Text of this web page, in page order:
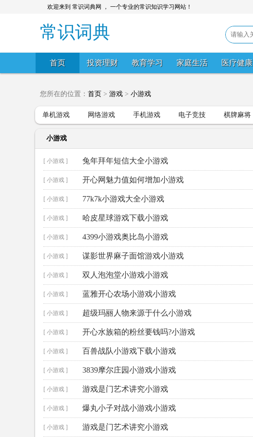
欢迎来到 常识词典网 ， 一个专业的常识知识学习网站！
常识词典
首页 投资理财 教育学习 家庭生活 医疗健康
您所在的位置： 首页 > 游戏 > 小游戏
单机游戏 网络游戏 手机游戏 电子竞技 棋牌麻将
小游戏
[ 小游戏 ] 兔年拜年短信大全小游戏
[ 小游戏 ] 开心网魅力值如何增加小游戏
[ 小游戏 ] 77k7k小游戏大全小游戏
[ 小游戏 ] 哈皮星球游戏下载小游戏
[ 小游戏 ] 4399小游戏奥比岛小游戏
[ 小游戏 ] 谋影世界麻子面馆游戏小游戏
[ 小游戏 ] 双人泡泡堂小游戏小游戏
[ 小游戏 ] 蓝雅开心农场小游戏小游戏
[ 小游戏 ] 超级玛丽人物来源于什么小游戏
[ 小游戏 ] 开心水族箱的粉丝要钱吗?小游戏
[ 小游戏 ] 百兽战队小游戏下载小游戏
[ 小游戏 ] 3839摩尔庄园小游戏小游戏
[ 小游戏 ] 游戏是门艺术讲究小游戏
[ 小游戏 ] 爆丸小子对战小游戏小游戏
[ 小游戏 ] 游戏是门艺术讲究小游戏